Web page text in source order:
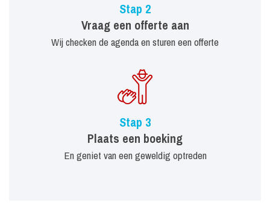
Stap 2
Vraag een offerte aan
Wij checken de agenda en sturen een offerte
Stap 3
Plaats een boeking
En geniet van een geweldig optreden